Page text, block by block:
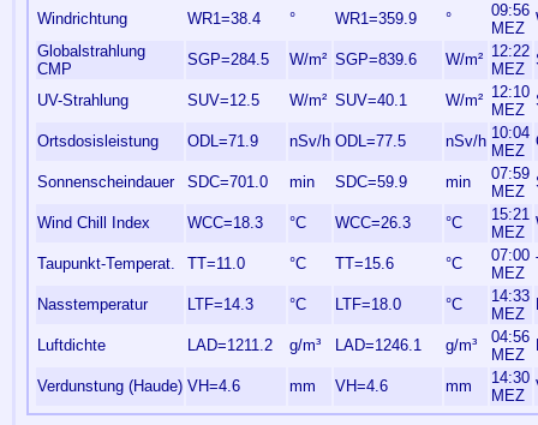
Windrichtung WR1=38.4 ° WR1=359.9 °
09:56
MEZ
Globalstrahlung
CMP
SGP=284.5 W/m² SGP=839.6 W/m² 12:22
MEZ
UV-Strahlung SUV=12.5 W/m² SUV=40.1 W/m² 12:10
MEZ
Ortsdosisleistung ODL=71.9 nSv/h ODL=77.5 nSv/h 10:04
MEZ
Sonnenscheindauer SDC=701.0 min SDC=59.9 min
07:59
MEZ
Wind Chill Index WCC=18.3 °C WCC=26.3 °C
15:21
MEZ
Taupunkt-Temperat. TT=11.0 °C TT=15.6 °C
07:00
MEZ
Nasstemperatur LTF=14.3 °C LTF=18.0 °C
14:33
MEZ
Luftdichte LAD=1211.2 g/m³ LAD=1246.1 g/m³
04:56
MEZ
Verdunstung (Haude) VH=4.6 mm VH=4.6 mm
14:30
MEZ